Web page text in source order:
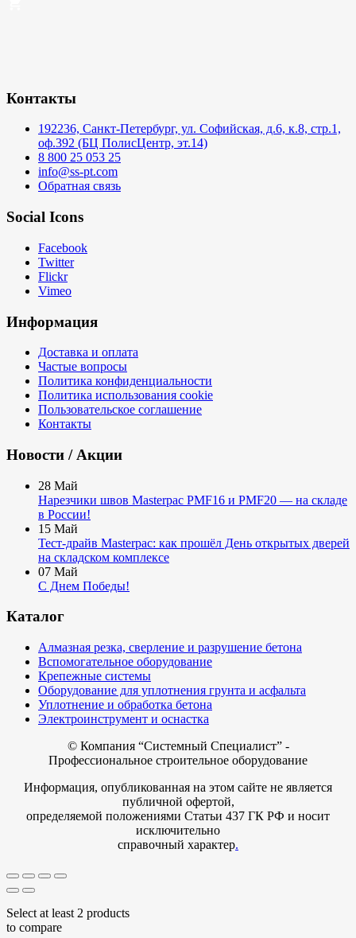
Контакты
192236, Санкт-Петербург, ул. Софийская, д.6, к.8, стр.1,
оф.392 (БЦ ПолисЦентр, эт.14)
8 800 25 053 25
info@ss-pt.com
Обратная связь
Social Icons
Facebook
Twitter
Flickr
Vimeo
Информация
Доставка и оплата
Частые вопросы
Политика конфиденциальности
Политика использования cookie
Пользовательское соглашение
Контакты
Новости / Акции
28 Май
Нарезчики швов Masterpac PMF16 и PMF20 — на складе
в России!
15 Май
Тест-драйв Masterpac: как прошёл День открытых дверей
на складском комплексе
07 Май
С Днем Победы!
Каталог
Алмазная резка, сверление и разрушение бетона
Вспомогательное оборудование
Крепежные системы
Оборудование для уплотнения грунта и асфальта
Уплотнение и обработка бетона
Электроинструмент и оснастка
© Компания “Системный Специалист” -
Профессиональное строительное оборудование
Информация, опубликованная на этом сайте не является
публичной офертой,
определяемой положениями Статьи 437 ГК РФ и носит
исключительно
справочный характер.
Select at least 2 products
to compare